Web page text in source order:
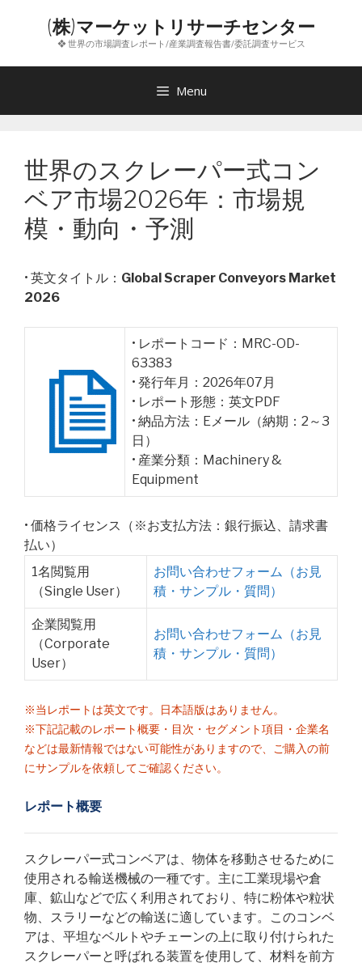
ン
(株)マーケットリサーチセンター
❖ 世界の市場調査レポート/産業調査報告書/委託調査サービス
Menu
世界のスクレーパー式コン
ベア市場2026年：市場規
模・動向・予測
• 英文タイトル： Global Scraper Conveyors Market
2026
• レポートコード：MRC-OD-
63383
• 発行年月：2026年07月
• レポート形態：英文PDF
• 納品方法：Eメール（納期：2～3
日）
• 産業分類：Machinery &
Equipment
• 価格ライセンス（※お支払方法：銀行振込、請求書
払い）
1名閲覧用
（Single User）
お問い合わせフォーム（お見
積・サンプル・質問）
企業閲覧用
（Corporate
User）
お問い合わせフォーム（お見
積・サンプル・質問）
※当レポートは英文です。日本語版はありません。
※下記記載のレポート概要・目次・セグメント項目・企業名
などは最新情報ではない可能性がありますので、ご購入の前
にサンプルを依頼してご確認ください。
レポート概要
スクレーパー式コンベアは、物体を移動させるために
使用される輸送機械の一種です。主に工業現場や倉
庫、鉱山などで広く利用されており、特に粉体や粒状
物、スラリーなどの輸送に適しています。このコンベ
アは、平坦なベルトやチェーンの上に取り付けられた
スクレーパーと呼ばれる装置を使用して、材料を前方